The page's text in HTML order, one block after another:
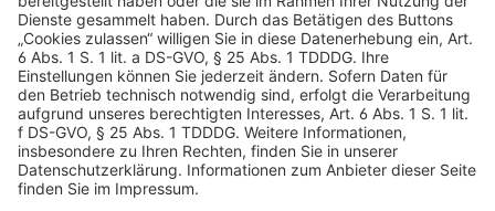
AGB Datenschutz
Impressum
Sicherheitshinweis
Compliance